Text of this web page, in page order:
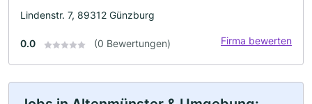
Lindenstr. 7, 89312 Günzburg
0.0 (0 Bewertungen) Firma bewerten